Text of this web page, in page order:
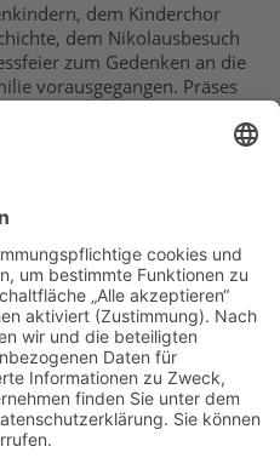
dem Kinderchor
dem Nikolausbesuch
zum Gedenken an die
vorausgegangen. Präses
von oben links) sind zu
Honke.